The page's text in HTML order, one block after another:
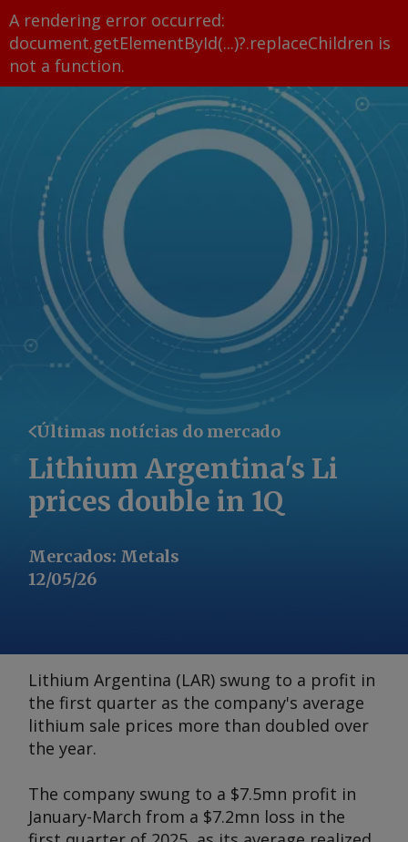
A rendering error occurred:
document.getElementById(...)?.replaceChildren is
not a function.
Últimas notícias do mercado
Lithium Argentina's Li
prices double in 1Q
Mercados: Metals
12/05/26
Lithium Argentina (LAR) swung to a profit in
the first quarter as the company's average
lithium sale prices more than doubled over
the year.
The company swung to a $7.5mn profit in
January-March from a $7.2mn loss in the